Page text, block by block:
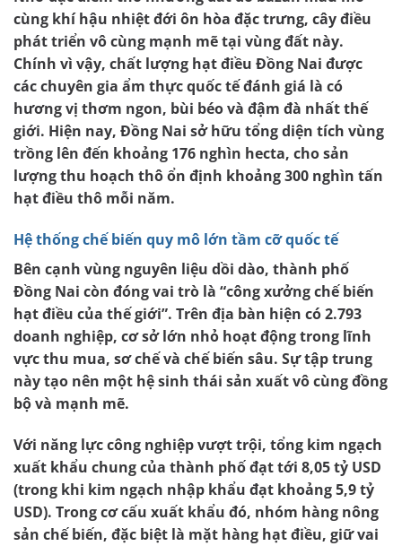
cùng khí hậu nhiệt đới ôn hòa đặc trưng, cây điều
phát triển vô cùng mạnh mẽ tại vùng đất này.
Chính vì vậy, chất lượng hạt điều Đồng Nai được
các chuyên gia ẩm thực quốc tế đánh giá là có
hương vị thơm ngon, bùi béo và đậm đà nhất thế
giới. Hiện nay, Đồng Nai sở hữu tổng diện tích vùng
trồng lên đến khoảng 176 nghìn hecta, cho sản
lượng thu hoạch thô ổn định khoảng 300 nghìn tấn
hạt điều thô mỗi năm.
Hệ thống chế biến quy mô lớn tầm cỡ quốc tế
Bên cạnh vùng nguyên liệu dồi dào, thành phố
Đồng Nai còn đóng vai trò là “công xưởng chế biến
hạt điều của thế giới”. Trên địa bàn hiện có 2.793
doanh nghiệp, cơ sở lớn nhỏ hoạt động trong lĩnh
vực thu mua, sơ chế và chế biến sâu. Sự tập trung
này tạo nên một hệ sinh thái sản xuất vô cùng đồng
bộ và mạnh mẽ.
Với năng lực công nghiệp vượt trội, tổng kim ngạch
xuất khẩu chung của thành phố đạt tới 8,05 tỷ USD
(trong khi kim ngạch nhập khẩu đạt khoảng 5,9 tỷ
USD). Trong cơ cấu xuất khẩu đó, nhóm hàng nông
sản chế biến, đặc biệt là mặt hàng hạt điều, giữ vai